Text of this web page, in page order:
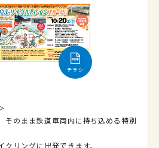
チラシ
そのまま鉄道車両内に持ち込める特別
リングに出発できます。